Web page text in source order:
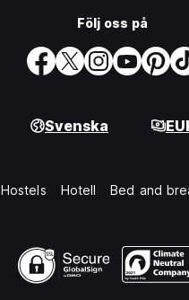
Följ oss på
Svenska
Hostels Hotell Bed and